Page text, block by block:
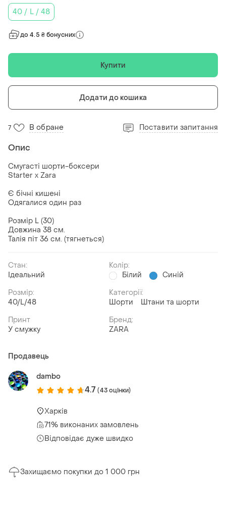
40 / L / 48
до 4.5 ₴ бонусних
Купити
Додати до кошика
7 В обране Поставити запитання
Опис
Смугасті шорти-боксери
Starter x Zara
Є бічні кишені
Одягалися один раз
Розмір L (30)
Довжина 38 см.
Талія піт 36 см. (тягнеться)
Стан:
Ідеальний
Колір:
Білий
Синій
Розмір:
40/L/48
Категорії:
Шорти
Штани та шорти
Принт
У смужку
Бренд:
ZARA
Продавець
dambo
4.7 (43 оцінки)
Харків
71% виконаних замовлень
Відповідає дуже швидко
Захищаємо покупки до 1 000 грн